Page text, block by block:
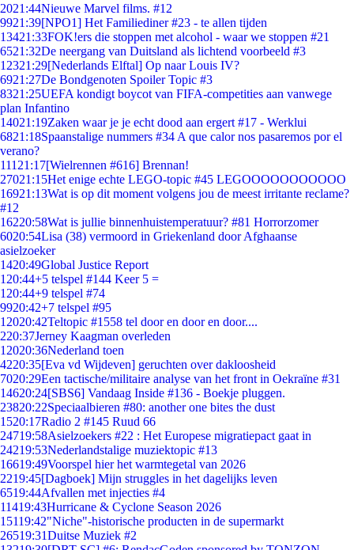
2021:44Nieuwe Marvel films. #12
9921:39[NPO1] Het Familiediner #23 - te allen tijden
13421:33FOK!ers die stoppen met alcohol - waar we stoppen #21
6521:32De neergang van Duitsland als lichtend voorbeeld #3
12321:29[Nederlands Elftal] Op naar Louis IV?
6921:27De Bondgenoten Spoiler Topic #3
8321:25UEFA kondigt boycot van FIFA-competities aan vanwege
plan Infantino
14021:19Zaken waar je je echt dood aan ergert #17 - Werklui
6821:18Spaanstalige nummers #34 A que calor nos pasaremos por el
verano?
111 21:17[Wielrennen #616] Brennan!
27021:15Het enige echte LEGO-topic #45 LEGOOOOOOOOOOO
16921:13Wat is op dit moment volgens jou de meest irritante reclame?
#12
16220:58Wat is jullie binnenhuistemperatuur? #81 Horrorzomer
6020:54Lisa (38) vermoord in Griekenland door Afghaanse
asielzoeker
1420:49Global Justice Report
1 20:44+5 telspel #144 Keer 5 =
1 20:44+9 telspel #74
9920:42+7 telspel #95
12020:42Teltopic #1558 tel door en door en door....
220:37Jerney Kaagman overleden
12020:36Nederland toen
4220:35[Eva vd Wijdeven] geruchten over dakloosheid
7020:29Een tactische/militaire analyse van het front in Oekraïne #31
14620:24[SBS6] Vandaag Inside #136 - Boekje pluggen.
23820:22Speciaalbieren #80: another one bites the dust
1520:17Radio 2 #145 Ruud 66
24719:58Asielzoekers #22 : Het Europese migratiepact gaat in
24219:53Nederlandstalige muziektopic #13
16619:49Voorspel hier het warmtegetal van 2026
2219:45[Dagboek] Mijn struggles in het dagelijks leven
6519:44Afvallen met injecties #4
11419:43Hurricane & Cyclone Season 2026
15119:42"Niche"-historische producten in de supermarkt
26519:31Duitse Muziek #2